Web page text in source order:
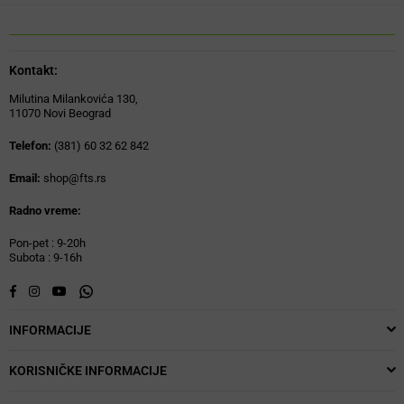
Kontakt:
Milutina Milankovića 130,
11070 Novi Beograd
Telefon: (381) 60 32 62 842
Email: shop@fts.rs
Radno vreme:
Pon-pet : 9-20h
Subota : 9-16h
FacebookInstagram
YouTubeWhatsapp
INFORMACIJE
KORISNIČKE INFORMACIJE